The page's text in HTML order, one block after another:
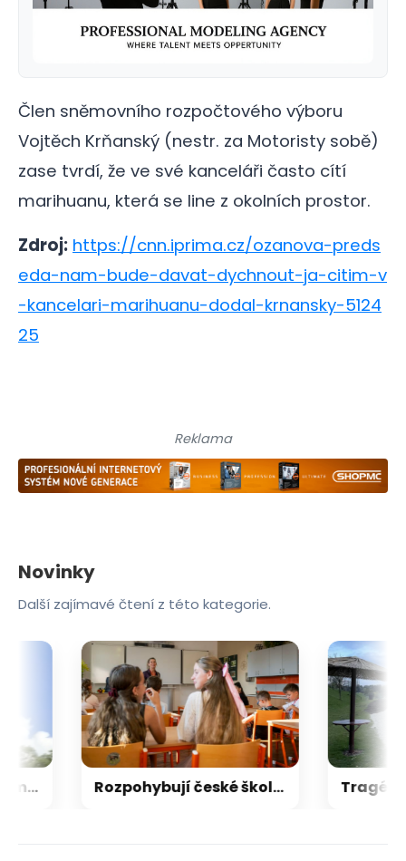
Člen sněmovního rozpočtového výboru
Vojtěch Krňanský (nestr. za Motoristy sobě)
zase tvrdí, že ve své kanceláři často cítí
marihuanu, která se line z okolních prostor.
Zdroj: https://cnn.iprima.cz/ozanova-preds
eda-nam-bude-davat-dychnout-ja-citim-v
-kancelari-marihuanu-dodal-krnansky-5124
25
Reklama
Novinky
Další zajímavé čtení z této kategorie.
V italských Alpách zemřela čtrnáctiletá dívka z Česka. Tragédii šetří policie Rozpohybují české školství ředitelé? Resort věří, že nový nástroj utne nekonečné debaty